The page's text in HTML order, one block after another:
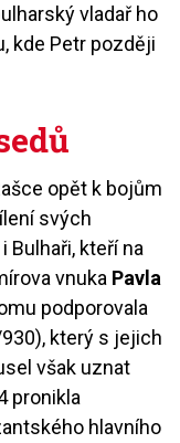
vladař ho
kde Petr později
opět k bojům
svých
Bulhaři, kteří na
vnuka Pavla
podporovala
který s jejich
však uznat
pronikla
hlavního